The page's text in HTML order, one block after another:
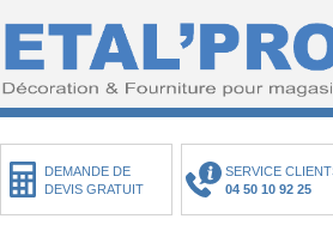
DEMANDE DE
DEVIS GRATUIT
SERVICE
04 50 10 92 25